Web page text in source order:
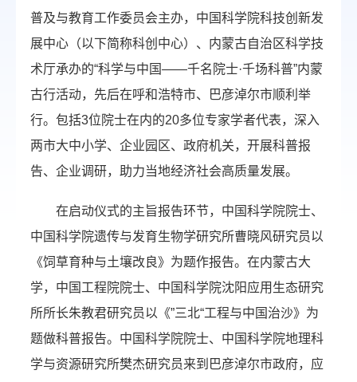
普及与教育工作委员会主办，中国科学院科技创新发
展中心（以下简称科创中心）、内蒙古自治区科学技
术厅承办的“科学与中国——千名院士·千场科普”内蒙
古行活动，先后在呼和浩特市、巴彦淖尔市顺利举
行。包括3位院士在内的20多位专家学者代表，深入
两市大中小学、企业园区、政府机关，开展科普报
告、企业调研，助力当地经济社会高质量发展。
在启动仪式的主旨报告环节，中国科学院院士、
中国科学院遗传与发育生物学研究所曹晓风研究员以
《饲草育种与土壤改良》为题作报告。在内蒙古大
学，中国工程院院士、中国科学院沈阳应用生态研究
所所长朱教君研究员以《”三北“工程与中国治沙》为
题做科普报告。中国科学院院士、中国科学院地理科
学与资源研究所樊杰研究员来到巴彦淖尔市政府，应